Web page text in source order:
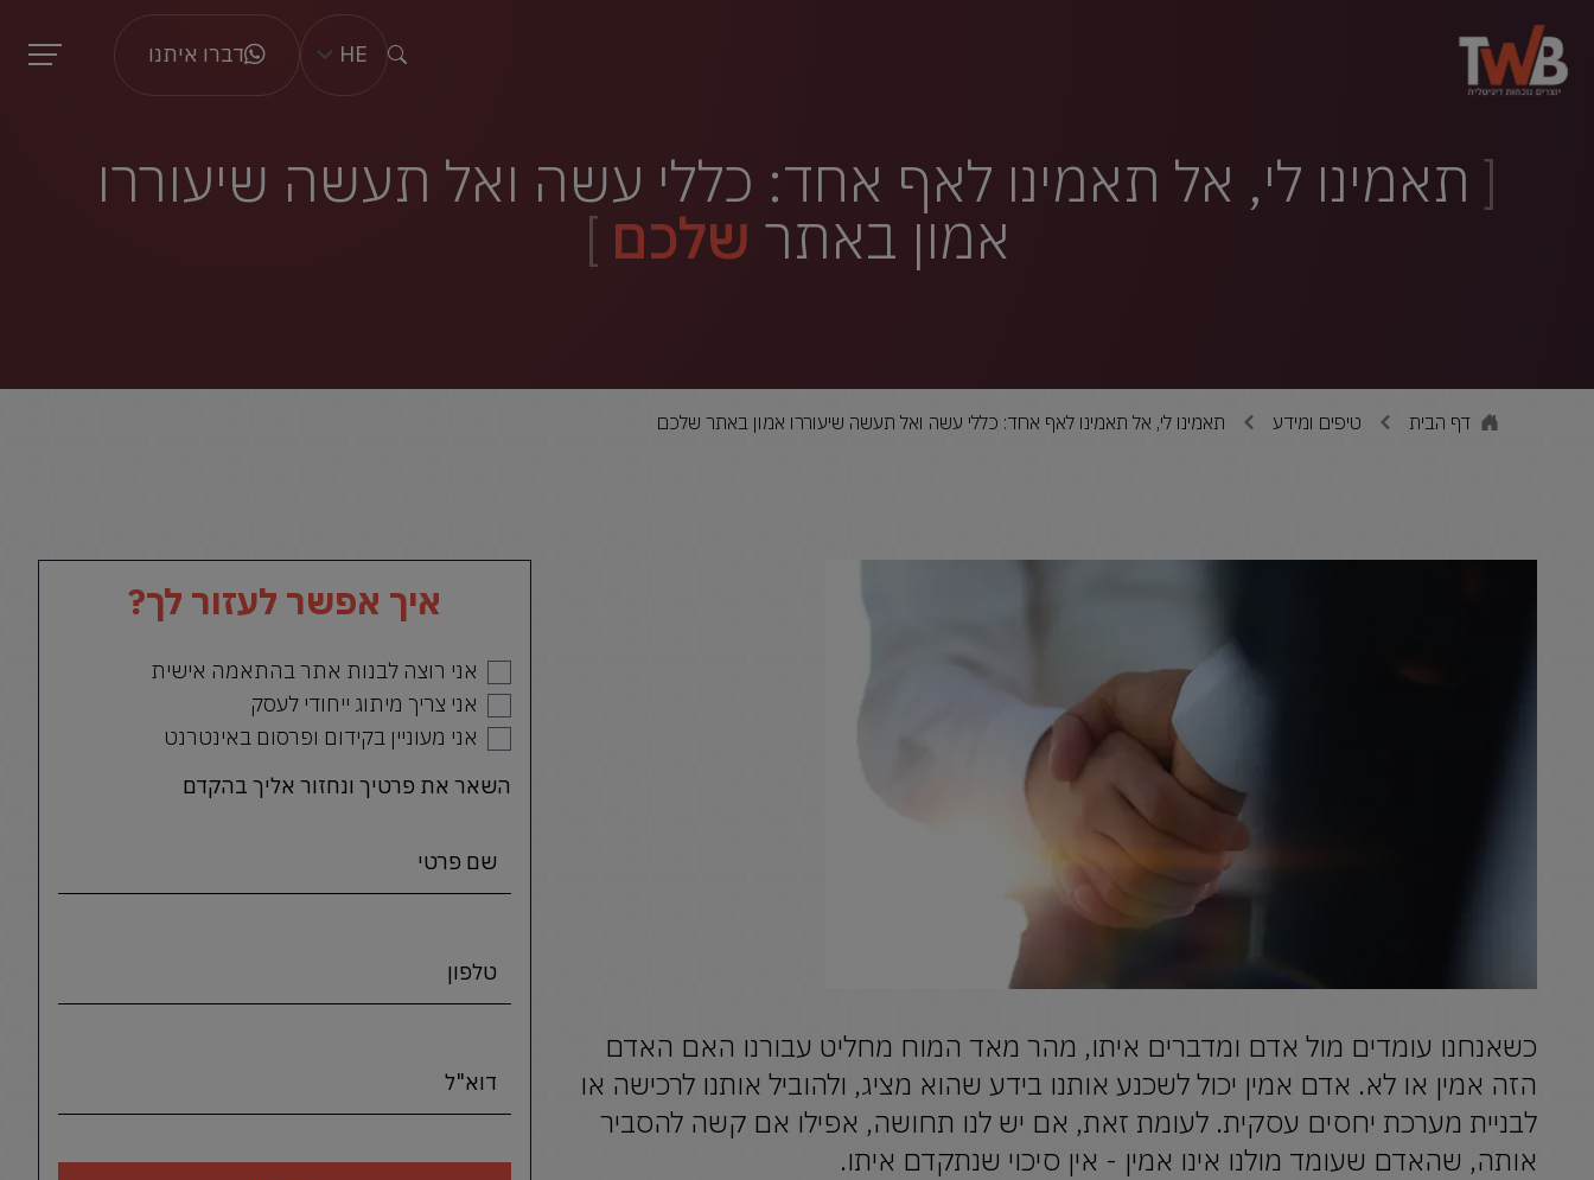
HE דברו איתנו
תאמינו לי, אל תאמינו לאף אחד: כללי עשה ואל תעשה שיעוררו
אמון באתר שלכם
דף הבית טיפים ומידע תאמינו לי, אל תאמינו לאף אחד: כללי עשה ואל תעשה שיעוררו אמון באתר שלכם
כשאנחנו עומדים מול אדם ומדברים איתו, מהר מאד המוח מחליט עבורנו האם האדם
הזה אמין או לא. אדם אמין יכול לשכנע אותנו בידע שהוא מציג, ולהוביל אותנו לרכישה או
לבניית מערכת יחסים עסקית. לעומת זאת, אם יש לנו תחושה, אפילו אם קשה להסביר
אותה, שהאדם שעומד מולנו אינו אמין - אין סיכוי שנתקדם איתו.
איך אפשר לעזור לך?
אני רוצה לבנות אתר בהתאמה אישית
אני צריך מיתוג ייחודי לעסק
אני מעוניין בקידום ופרסום באינטרנט
השאר את פרטיך ונחזור אליך בהקדם
שם פרטי
טלפון
דוא"ל